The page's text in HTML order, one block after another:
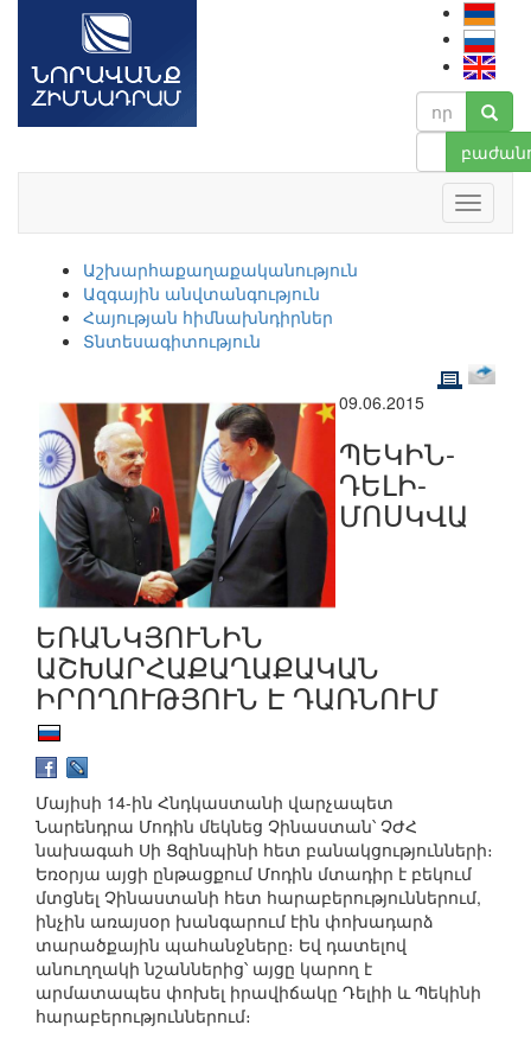
Աշխարհաքաղաքականություն
Ազգային անվտանգություն
Հայության հիմնախնդիրներ
Տնտեսագիտություն
09.06.2015
ՊԵԿԻՆ-
ԴԵԼԻ-
ՄՈՍԿՎԱ
ԵՌԱՆԿՅՈՒՆԻՆ
ԱՇԽԱՐՀԱՔԱՂԱՔԱԿԱՆ
ԻՐՈՂՈՒԹՅՈՒՆ Է ԴԱՌՆՈՒՄ
Մայիսի 14-ին Հնդկաստանի վարչապետ
Նարենդրա Մոդին մեկնեց Չինաստան՝ ՉԺՀ
նախագահ Սի Ցզինպինի հետ բանակցությունների։
Եռօրյա այցի ընթացքում Մոդին մտադիր է բեկում
մտցնել Չինաստանի հետ հարաբերություններում,
ինչին առայսօր խանգարում էին փոխադարձ
տարածքային պահանջները։ Եվ դատելով
անուղղակի նշաններից՝ այցը կարող է
արմատապես փոխել իրավիճակը Դելիի և Պեկինի
հարաբերություններում։